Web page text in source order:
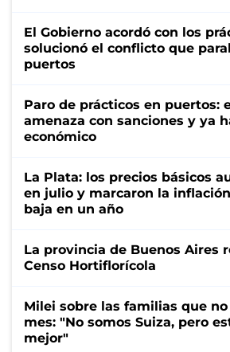
El Gobierno acordó con los
solucionó el conflicto que
puertos
Paro de prácticos en puertos:
amenaza con sanciones y ya
económico
La Plata: los precios básicos
en julio y marcaron la
baja en un año
La provincia de Buenos Aires
Censo Hortiflorícola
Milei sobre las familias que
mes: "No somos Suiza, pero
mejor"